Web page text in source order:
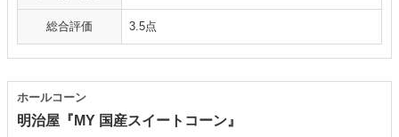
総合評価 3.5点
明治屋『MY 国産スイートコーン』
ホールコーン